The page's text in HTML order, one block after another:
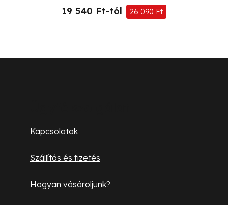
19 540 Ft-tól 26 090 Ft
Kapcsolatok
Szállítás és fizetés
Hogyan vásároljunk?